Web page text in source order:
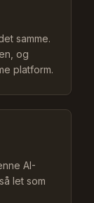
samme.
og
platform.
AI-
let som